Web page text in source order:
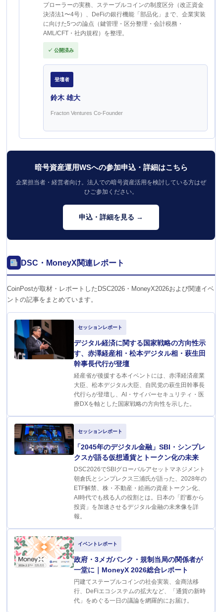
プローラーの実務、ステーブルコインの制度区分（改正資金
決済法1〜4号）、DeFiの銀行機能「部品化」まで、企業実装
に向けた5つの論点（鍵管理・区分整理・会計税務・
AML/CFT・社内規程）を整理。
✓ 公開済み
登壇者
鈴木 雄大
Fracton Ventures Co-Founder
暗号資産運用WSへの参加申込・詳細はこちら
企業担当者・経営者向け。法人での暗号資産活用を検討している方はぜ
ひご参加ください。
申込・詳細を見る →
DSC・MoneyX関連レポート
CoinPostが取材・レポートしたDSC2026・MoneyX2026および関連イベ
ントの記事をまとめています。
セッションレポート
デジタル経済に関する国家戦略の方向性示
す、赤澤経産相・松本デジタル相・萩生田
幹事長代行が登壇
経産省が後援する本イベントには、赤澤経済産業
大臣、松本デジタル大臣、自民党の萩生田幹事長
代行らが登壇し、AI・サイバーセキュリティ・医
療DXを軸とした国家戦略の方向性を示した。
セッションレポート
「2045年のデジタル金融」SBI・シンプレ
クスが語る仮想通貨とトークン化の未来
DSC2026でSBIグローバルアセットマネジメント
朝倉氏とシンプレクス三浦氏が語った、2028年の
ETF解禁、株・不動産・絵画の資産トークン化、
AI時代でも残る人の役割とは。日本の「貯蓄から
投資」を加速させるデジタル金融の未来像を詳
報。
イベントレポート
政府・3メガバンク・規制当局の関係者が
一堂に｜MoneyX 2026総合レポート
円建てステーブルコインの社会実装、金商法移
行、DeFiエコシステムの拡大など、「通貨の新時
代」をめぐる一日の議論を網羅的にお届け。